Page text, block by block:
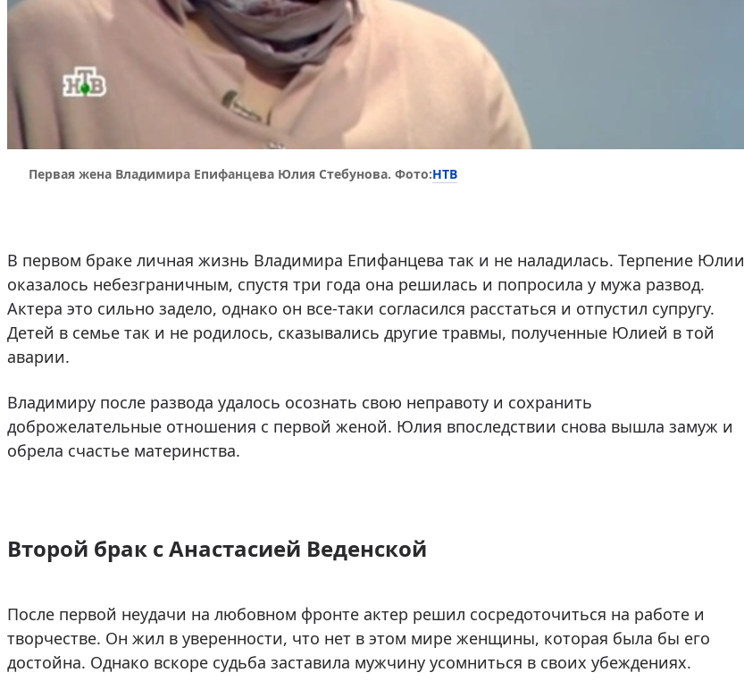
Первая жена Владимира Епифанцева Юлия Стебунова. Фото:НТВ
В первом браке личная жизнь Владимира Епифанцева так и не наладилась. Терпение Юлии
оказалось небезграничным, спустя три года она решилась и попросила у мужа развод.
Актера это сильно задело, однако он все-таки согласился расстаться и отпустил супругу.
Детей в семье так и не родилось, сказывались другие травмы, полученные Юлией в той
аварии.
Владимиру после развода удалось осознать свою неправоту и сохранить
доброжелательные отношения с первой женой. Юлия впоследствии снова вышла замуж и
обрела счастье материнства.
Второй брак с Анастасией Веденской
После первой неудачи на любовном фронте актер решил сосредоточиться на работе и
творчестве. Он жил в уверенности, что нет в этом мире женщины, которая была бы его
достойна. Однако вскоре судьба заставила мужчину усомниться в своих убеждениях.